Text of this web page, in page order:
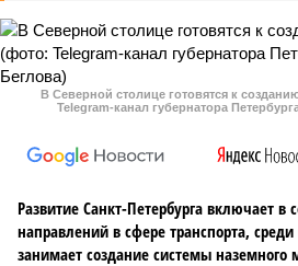
В Северной столице готовятся к
Telegram-канал губернатора
Развитие Санкт-Петербурга включает
направлений в сфере транспорта,
занимает создание системы наземного